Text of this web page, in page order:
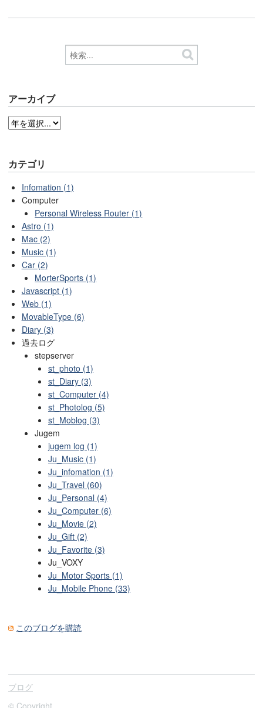
アーカイブ
カテゴリ
Infomation (1)
Computer
Personal Wireless Router (1)
Astro (1)
Mac (2)
Music (1)
Car (2)
MorterSports (1)
Javascript (1)
Web (1)
MovableType (6)
Diary (3)
過去ログ
stepserver
st_photo (1)
st_Diary (3)
st_Computer (4)
st_Photolog (5)
st_Moblog (3)
Jugem
jugem log (1)
Ju_Music (1)
Ju_infomation (1)
Ju_Travel (60)
Ju_Personal (4)
Ju_Computer (6)
Ju_Movie (2)
Ju_Gift (2)
Ju_Favorite (3)
Ju_VOXY
Ju_Motor Sports (1)
Ju_Mobile Phone (33)
このブログを購読
ブログ
© Copyright.